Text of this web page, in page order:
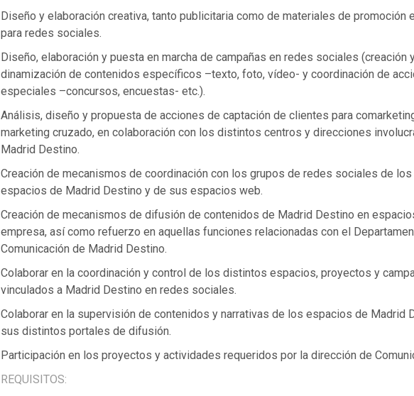
Diseño y elaboración creativa, tanto publicitaria como de materiales de promoción
para redes sociales.
Diseño, elaboración y puesta en marcha de campañas en redes sociales (creación
dinamización de contenidos específicos –texto, foto, vídeo- y coordinación de
especiales –concursos, encuestas- etc.).
Análisis, diseño y propuesta de acciones de captación de clientes para
marketing cruzado, en colaboración con los distintos centros y direcciones
Madrid Destino.
Creación de mecanismos de coordinación con los grupos de redes sociales de
espacios de Madrid Destino y de sus espacios web.
Creación de mecanismos de difusión de contenidos de Madrid Destino en
empresa, así como refuerzo en aquellas funciones relacionadas con el
Comunicación de Madrid Destino.
Colaborar en la coordinación y control de los distintos espacios, proyectos y
vinculados a Madrid Destino en redes sociales.
Colaborar en la supervisión de contenidos y narrativas de los espacios de Madrid
sus distintos portales de difusión.
Participación en los proyectos y actividades requeridos por la dirección de
REQUISITOS: